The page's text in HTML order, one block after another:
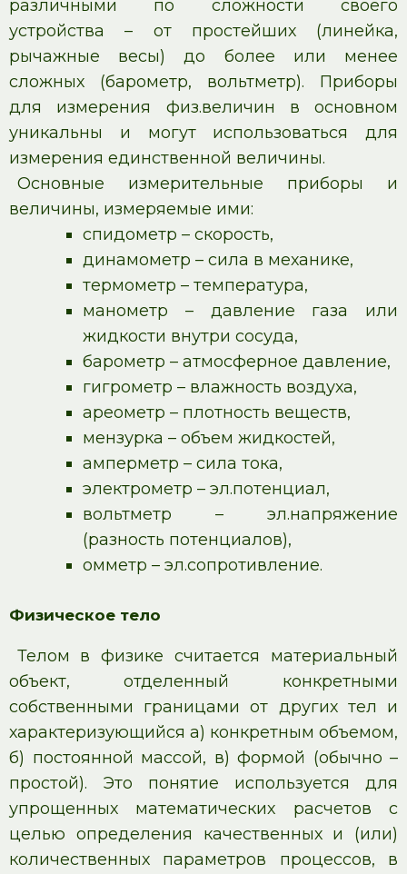
различными по сложности своего
устройства – от простейших (линейка,
рычажные весы) до более или менее
сложных (барометр, вольтметр). Приборы
для измерения физ.величин в основном
уникальны и могут использоваться для
измерения единственной величины.
Основные измерительные приборы и
величины, измеряемые ими:
спидометр – скорость,
динамометр – сила в механике,
термометр – температура,
манометр – давление газа или
жидкости внутри сосуда,
барометр – атмосферное давление,
гигрометр – влажность воздуха,
ареометр – плотность веществ,
мензурка – объем жидкостей,
амперметр – сила тока,
электрометр – эл.потенциал,
вольтметр – эл.напряжение
(разность потенциалов),
омметр – эл.сопротивление.
Физическое тело
Телом в физике считается материальный
объект, отделенный конкретными
собственными границами от других тел и
характеризующийся а) конкретным объемом,
б) постоянной массой, в) формой (обычно –
простой). Это понятие используется для
упрощенных математических расчетов с
целью определения качественных и (или)
количественных параметров процессов, в